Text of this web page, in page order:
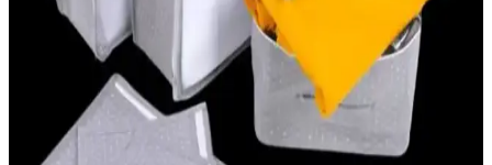
Anne Kucağı Beşik Nedir ve Bebekler İçin Neden
Tercih Edilmelidir
Anne kucağı beşik, hafif ve taşınabilir tasarımıyla bebeklerin güvenli
ve rahat uyumasını sağlar, pratik kullanımıyla ebeveynlere kolaylık
sunar.